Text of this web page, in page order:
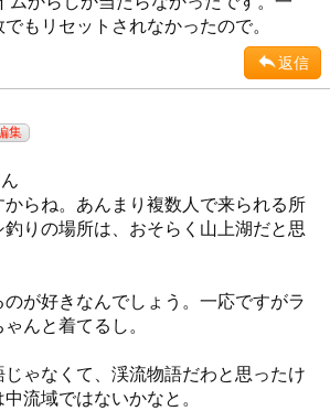
もリセットされなかったので。
返信
らね。あんまり複数人で来られる所
りの場所は、おそらく山上湖だと思
が好きなんでしょう。一応ですがラ
んと着てるし。
ゃなくて、渓流物語だわと思ったけ
流域ではないかなと。